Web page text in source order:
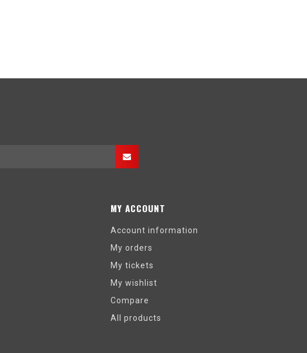
MY ACCOUNT
Account information
My orders
My tickets
My wishlist
Compare
All products